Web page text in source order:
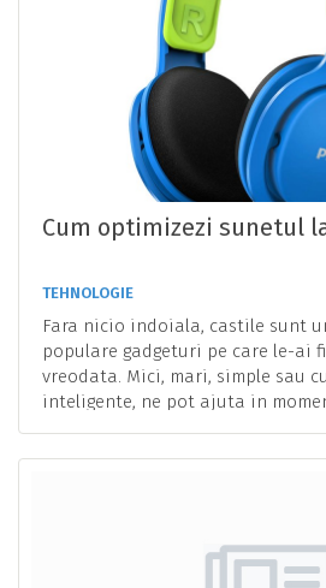
Cum optimizezi sunetul
TEHNOLOGIE
Fara nicio indoiala, castile sunt
populare gadgeturi pe care le-ai
vreodata. Mici, mari, simple sau
inteligente, ne pot ajuta in